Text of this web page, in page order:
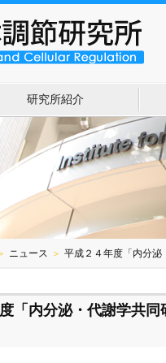
研究所紹介
ニュース ＞ 平成２４年度「内分泌
「内分泌・代謝学共